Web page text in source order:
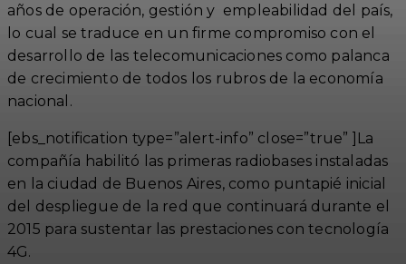
años de operación, gestión y empleabilidad del país,
lo cual se traduce en un firme compromiso con el
desarrollo de las telecomunicaciones como palanca
de crecimiento de todos los rubros de la economía
nacional.
[ebs_notification type=”alert-info” close=”true” ]La
compañía habilitó las primeras radiobases instaladas
en la ciudad de Buenos Aires, como puntapié inicial
del despliegue de la red que continuará durante el
2015 para sustentar las prestaciones con tecnología
4G.